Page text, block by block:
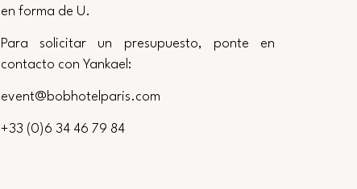
en forma de U.
Para solicitar un presupuesto, ponte en
contacto con Yankael:
event@bobhotelparis.com
+33 (0)6 34 46 79 84